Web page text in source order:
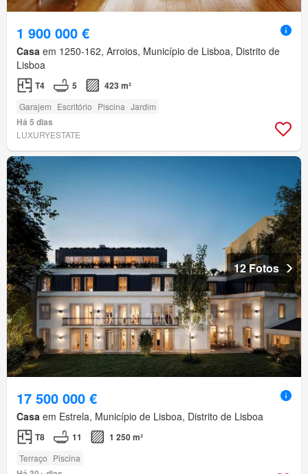
1 900 000 €
Casa em 1250-162, Arroios, Município de Lisboa, Distrito de
Lisboa
T4 5 423 m²
Garajem Escritório Piscina Jardim
Há 5 dias
LUXURYESTATE
12 Fotos
17 500 000 €
Casa em Estrela, Município de Lisboa, Distrito de Lisboa
T8 11 1 250 m²
Terraço Piscina